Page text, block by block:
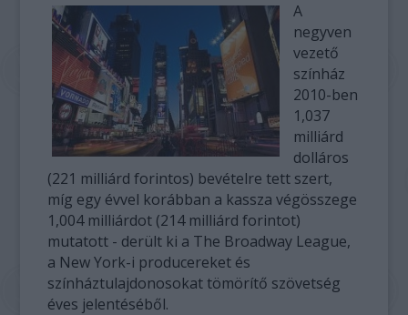
A
negyven
vezető
színház
2010-ben
1,037
milliárd
dolláros
(221 milliárd forintos) bevételre tett szert,
míg egy évvel korábban a kassza végösszege
1,004 milliárdot (214 milliárd forintot)
mutatott - derült ki a The Broadway League,
a New York-i producereket és
színháztulajdonosokat tömörítő szövetség
éves jelentéséből.